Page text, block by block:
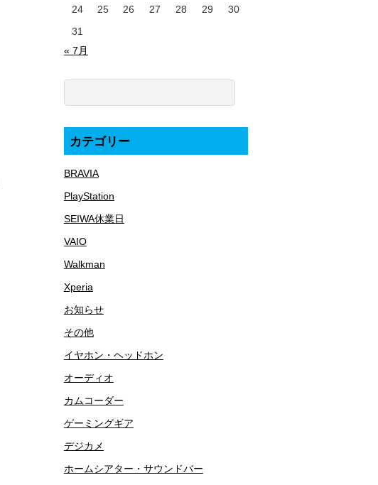
24
25 26 27 28 29
30
31
« 7月
カテゴリー
BRAVIA
PlayStation
SEIWA休業日
VAIO
Walkman
Xperia
お知らせ
その他
イヤホン・ヘッドホン
オーディオ
カムコーダー
ゲーミングギア
デジカメ
ホームシアター・サウンドバー